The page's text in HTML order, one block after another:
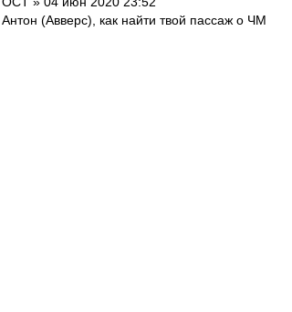
Антон (Авверс), как найти твой пассаж о ЧМ